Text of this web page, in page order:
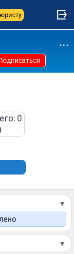
...
0
▼
▼